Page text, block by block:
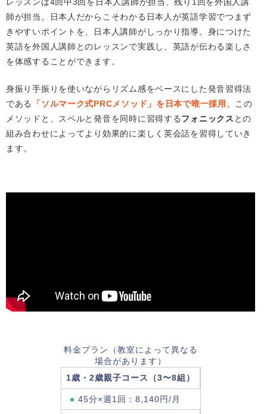
レッスンは4回中3回を日本人講師が担当、残り1回を外国人講
師が担当。日本人だからこそわかる日本人が英語学習でつまず
きやすいポイントを、日本人講師がしっかり指導。身につけた
英語を外国人講師とのレッスンで実践し、英語が伝わる楽しさ
を体感することができます。
身振り手振りを使いながらリズム感をベースにした発音習得法
である
「ソルマーク式PRCメソッド」を日本で唯一採用 。この
メソッドと、スペルと発音を同時に習得するフォニックス との
組み合わせによってより効果的に楽しく英会話を習得していき
ます。
料金プラン（教室によって異なる
場合があります）
1歳・2歳親子コース（3〜8組）
45分×週1回：8,140円/月